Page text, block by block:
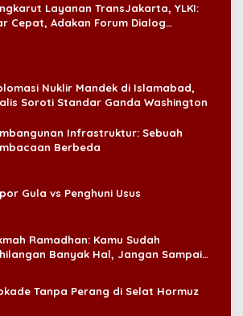
Layanan TransJakarta, YLKI:
Cepat, Adakan Forum Dialog
Nuklir Mandek di Islamabad,
Soroti Standar Ganda Washington
Infrastruktur: Sebuah
Berbeda
Gula vs Penghuni Usus
Ramadhan: Kamu Sudah
Banyak Hal, Jangan Sampai
Tanpa Perang di Selat Hormuz